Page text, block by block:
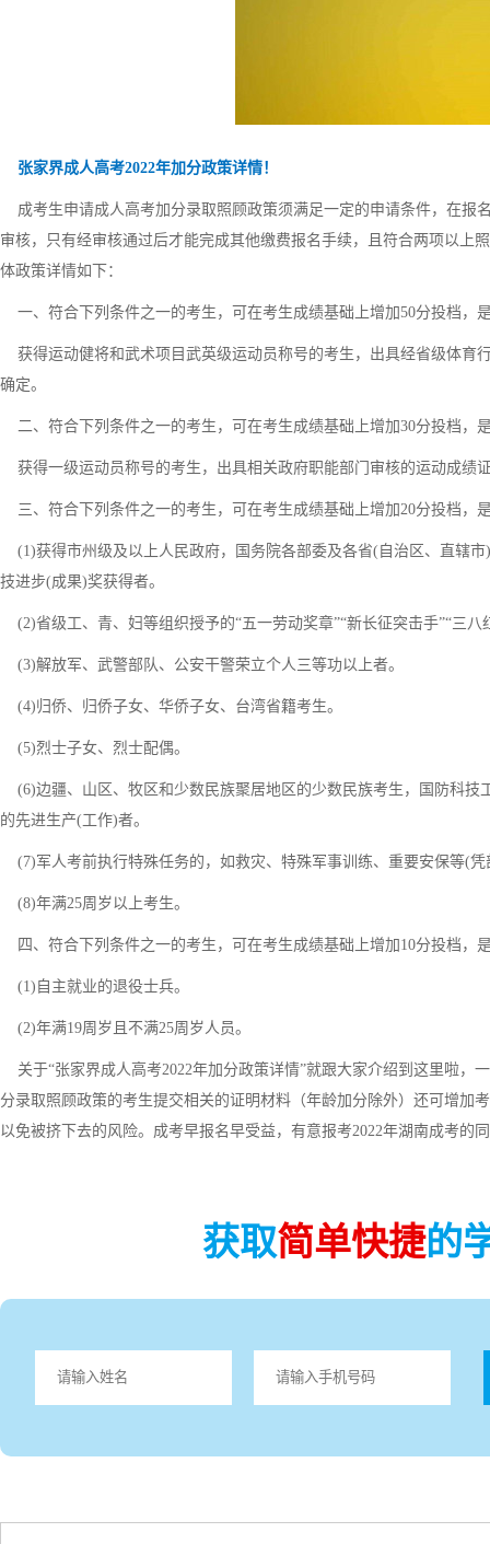
张家界成人高考2022年加分政策详情！
成考生申请成人高考加分录取照顾政策须满足一定的申请条件，在报
审核，只有经审核通过后才能完成其他缴费报名手续，且符合两项以上
体政策详情如下：
一、符合下列条件之一的考生，可在考生成绩基础上增加50分投档，
获得运动健将和武术项目武英级运动员称号的考生，出具经省级体育
确定。
二、符合下列条件之一的考生，可在考生成绩基础上增加30分投档，
获得一级运动员称号的考生，出具相关政府职能部门审核的运动成绩
三、符合下列条件之一的考生，可在考生成绩基础上增加20分投档，
(1)获得市州级及以上人民政府，国务院各部委及各省(自治区、直辖
技进步(成果)奖获得者。
(2)省级工、青、妇等组织授予的“五一劳动奖章”“新长征突击手”“三八
(3)解放军、武警部队、公安干警荣立个人三等功以上者。
(4)归侨、归侨子女、华侨子女、台湾省籍考生。
(5)烈士子女、烈士配偶。
(6)边疆、山区、牧区和少数民族聚居地区的少数民族考生，国防科技
的先进生产(工作)者。
(7)军人考前执行特殊任务的，如救灾、特殊军事训练、重要安保等(
(8)年满25周岁以上考生。
四、符合下列条件之一的考生，可在考生成绩基础上增加10分投档，
(1)自主就业的退役士兵。
(2)年满19周岁且不满25周岁人员。
关于“张家界成人高考2022年加分政策详情”就跟大家介绍到这里啦，
分录取照顾政策的考生提交相关的证明材料（年龄加分除外）还可增加
以免被挤下去的风险。成考早报名早受益，有意报考2022年湖南成考的
获取简单快捷的